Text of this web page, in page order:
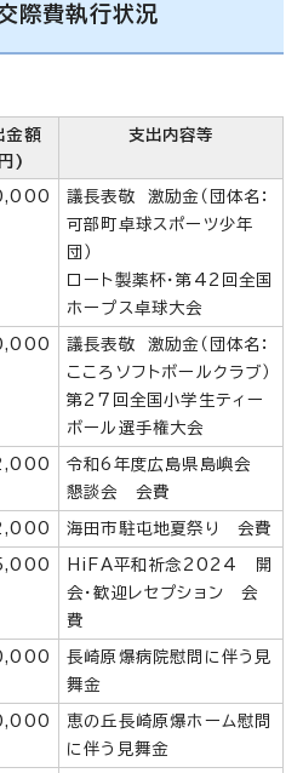
際費執行状況
金額
)
支出内容等
議長表敬 激励金（団体名：
可部町卓球スポーツ少年
団）
ロート製薬杯・第42回全国
ホープス卓球大会
議長表敬 激励金（団体名：
こころソフトボールクラブ）
第27回全国小学生ティー
ボール選手権大会
令和6年度広島県島嶼会
懇談会 会費
海田市駐屯地夏祭り 会費
HiFA平和祈念2024 開
会・歓迎レセプション 会
費
長崎原爆病院慰問に伴う見
舞金
恵の丘長崎原爆ホーム慰問
に伴う見舞金